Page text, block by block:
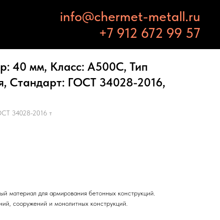
info@chermet-metall.ru
+7 912 672 99 57
40 мм, Класс: А500С, Тип
Стандарт: ГОСТ 34028-2016,
34028-2016 т
материал для армирования бетонных конструкций.
сооружений и монолитных конструкций.